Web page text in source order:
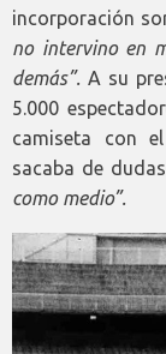
incorporación
no intervino en
demás”. A su
5.000
camiseta con
sacaba de
como medio”.